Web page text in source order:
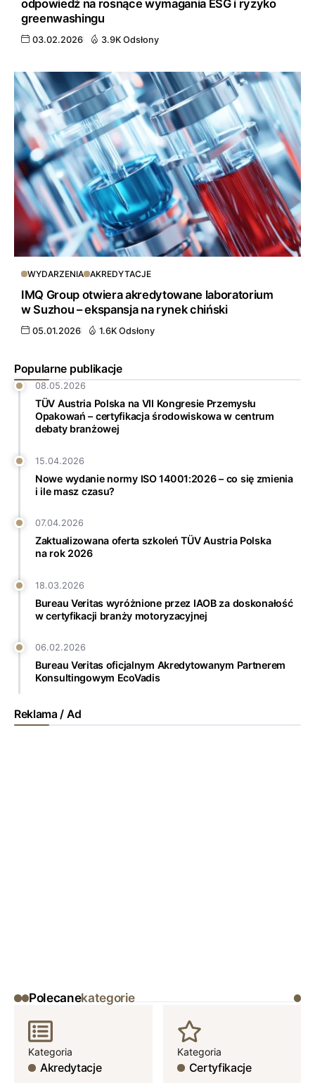
Popularne publikacje
08.05.2026
TÜV Austria Polska na VII Kongresie Przemysłu
Opakowań – certyfikacja środowiskowa w centrum
debaty branżowej
15.04.2026
Nowe wydanie normy ISO 14001:2026 – co się zmienia
i ile masz czasu?
07.04.2026
Zaktualizowana oferta szkoleń TÜV Austria Polska
na rok 2026
18.03.2026
Bureau Veritas wyróżnione przez IAOB za doskonałość
w certyfikacji branży motoryzacyjnej
06.02.2026
Bureau Veritas oficjalnym Akredytowanym Partnerem
Konsultingowym EcoVadis
Reklama / Ad
odpowiedź na rosnące wymagania ESG i ryzyko
greenwashingu
03.02.2026 3.9K Odsłony
WYDARZENIA AKREDYTACJE
IMQ Group otwiera akredytowane laboratorium
w Suzhou – ekspansja na rynek chiński
05.01.2026 1.6K Odsłony
Polecanekategorie
Kategoria
Akredytacje
Kategoria
Certyfikacje